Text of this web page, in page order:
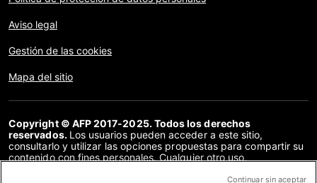
Aviso legal
Gestión de las cookies
Mapa del sitio
Copyright © AFP 2017-2025. Todos los derechos
reservados. Los usuarios pueden acceder a este sitio,
consultarlo y utilizar las opciones propuestas para compartir su
contenido con fines personales. Cualquier otro uso,
distribución del contenido de este sitio, en su totalidad o en
Continuar sin aceptar